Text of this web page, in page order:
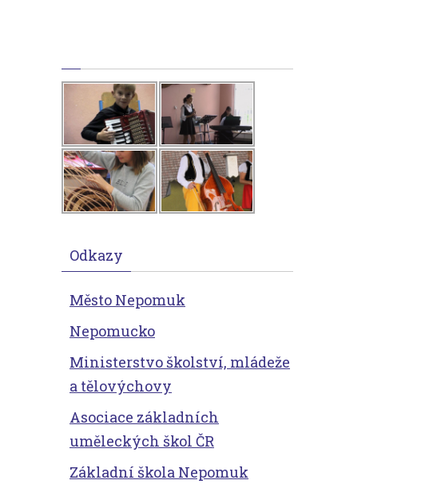
Odkazy
Město Nepomuk
Nepomucko
Ministerstvo školství, mládeže
a tělovýchovy
Asociace základních
uměleckých škol ČR
Základní škola Nepomuk